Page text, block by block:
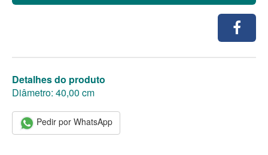
Detalhes do produto
Diâmetro: 40,00 cm
Pedir por WhatsApp